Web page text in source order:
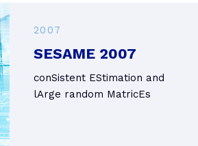
2007
SESAME 2007
conSistent EStimation and
lArge random MatricEs